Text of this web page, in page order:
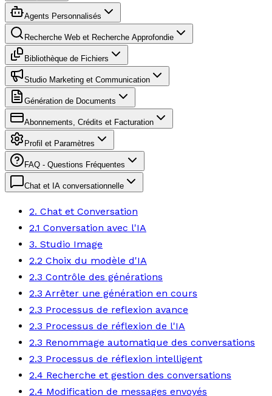
Agents Personnalisés
Recherche Web et Recherche Approfondie
Bibliothèque de Fichiers
Studio Marketing et Communication
Génération de Documents
Abonnements, Crédits et Facturation
Profil et Paramètres
FAQ - Questions Fréquentes
Chat et IA conversationnelle
2. Chat et Conversation
2.1 Conversation avec l'IA
3. Studio Image
2.2 Choix du modèle d'IA
2.3 Contrôle des générations
2.3 Arrêter une génération en cours
2.3 Processus de reflexion avance
2.3 Processus de réflexion de l'IA
2.3 Renommage automatique des conversations
2.3 Processus de réflexion intelligent
2.4 Recherche et gestion des conversations
2.4 Modification de messages envoyés